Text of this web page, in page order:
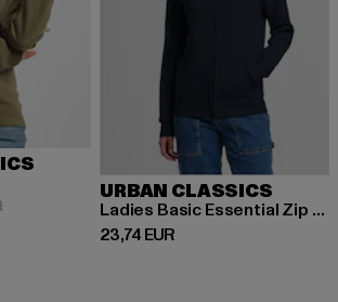
EUR
Aktionspreis: 29,99 EUR
URBAN CLASSICS
Ladies Basic Essential Zip Hoody
23,74 EUR
Derzeitiger Preis: 23,74 EUR